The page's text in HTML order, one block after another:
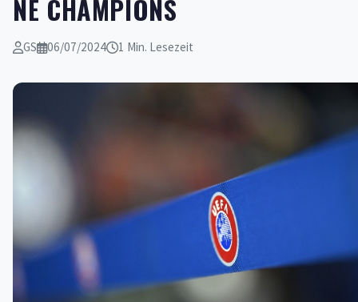
NË CHAMPIONS
GS 06/07/2024 1 Min. Lesezeit